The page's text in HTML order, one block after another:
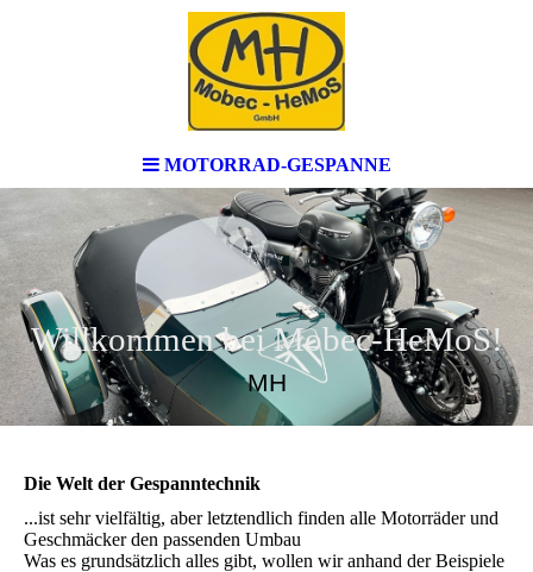
MOTORRAD-GESPANNE
Willkommen bei Mobec-HeMoS!
MH
Die Welt der Gespanntechnik
...ist sehr vielfältig, aber letztendlich finden alle Motorräder und
Geschmäcker den passenden Umbau
Was es grundsätzlich alles gibt, wollen wir anhand der Beispiele